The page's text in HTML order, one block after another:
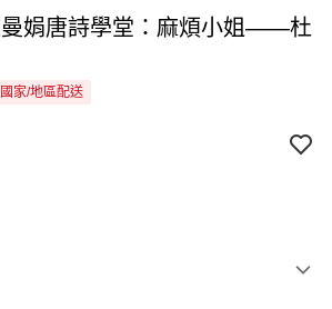
娟唐詩學堂：麻煩小姐——杜
國家/地區配送